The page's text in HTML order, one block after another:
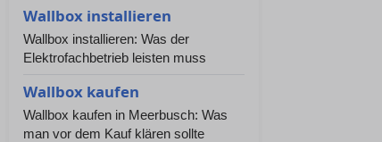
Wallbox installieren
Wallbox installieren: Was der
Elektrofachbetrieb leisten muss
Wallbox kaufen
Wallbox kaufen in Meerbusch: Was
man vor dem Kauf klären sollte